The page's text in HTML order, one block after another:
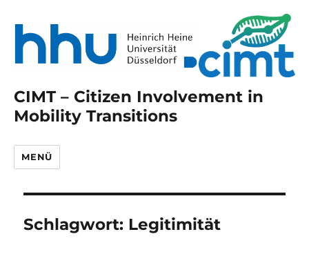
CIMT – Citizen Involvement in
Mobility Transitions
MENÜ
Schlagwort: Legitimität